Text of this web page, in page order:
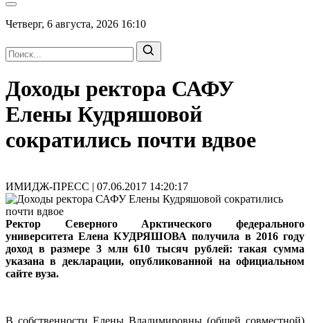
Четверг, 6 августа, 2026 16:10
Доходы ректора САФУ
Елены Кудряшовой
сократились почти вдвое
ИМИДЖ-ПРЕСС | 07.06.2017 14:20:17
Ректор Северного Арктического федерального
университета Елена КУДРЯШОВА получила в 2016 году
доход в размере 3 млн 610 тысяч рублей: такая сумма
указана в декларации, опубликованной на официальном
сайте вуза.
В собственности Елены Владимировны (общей совместной)